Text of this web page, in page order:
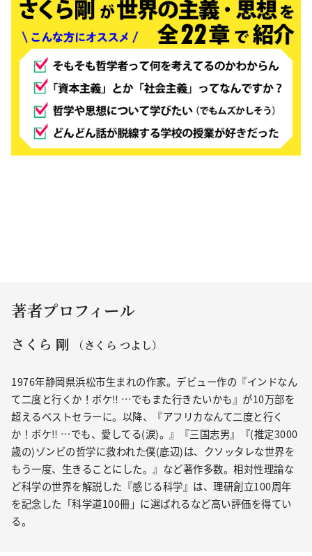
著者プロフィール
さくら 剛 （さくら つよし）
1976年静岡県浜松市生まれの作家。デビュー作の『インドなん
て二度と行くか！ボケ‼ …でもまた行きたいかも』が10万部を
超えるベストセラーに。以降、『アフリカなんて二度と行く
か！ボケ‼ …でも、愛してる(涙)。』『三国志男』『(推定3000
歳の)ゾンビの哲学に救われた僕(底辺)は、クソッタレな世界を
もう一度、生きることにした。』など著作多数。相対性理論な
ど科学の世界を解説した『感じる科学』は、理研創立100周年
を記念した「科学道100冊」に選ばれるなど高い評価を得てい
る。